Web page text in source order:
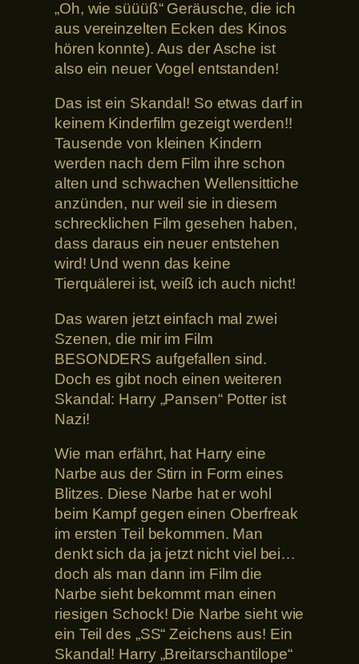
„Oh, wie süüüß“ Geräusche, die ich
aus vereinzelten Ecken des Kinos
hören konnte). Aus der Asche ist
also ein neuer Vogel entstanden!
Das ist ein Skandal! So etwas darf in
keinem Kinderfilm gezeigt werden!!
Tausende von kleinen Kindern
werden nach dem Film ihre schon
alten und schwachen Wellensittiche
anzünden, nur weil sie in diesem
schrecklichen Film gesehen haben,
dass daraus ein neuer entstehen
wird! Und wenn das keine
Tierquälerei ist, weiß ich auch nicht!
Das waren jetzt einfach mal zwei
Szenen, die mir im Film
BESONDERS aufgefallen sind.
Doch es gibt noch einen weiteren
Skandal: Harry „Pansen“ Potter ist
Nazi!
Wie man erfährt, hat Harry eine
Narbe aus der Stirn in Form eines
Blitzes. Diese Narbe hat er wohl
beim Kampf gegen einen Oberfreak
im ersten Teil bekommen. Man
denkt sich da ja jetzt nicht viel bei…
doch als man dann im Film die
Narbe sieht bekommt man einen
riesigen Schock! Die Narbe sieht wie
ein Teil des „SS“ Zeichens aus! Ein
Skandal! Harry „Breitarschantilope“